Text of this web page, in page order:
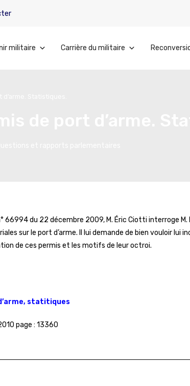
militaire Carrière du militaire
66994 du 22 décembre 2009, M. Éric Ciotti interroge
sur le port d’arme. Il lui demande de bien vouloir lui
de ces permis et les motifs de leur octroi.
statitiques
page : 13360